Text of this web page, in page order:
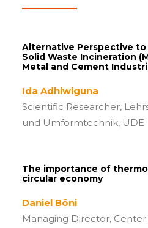
Alternative Perspective
Solid Waste Incineration
Metal and Cement
Ida Adhiwiguna
Scientific Researcher,
und Umformtechnik, UDE
The importance of
circular economy
Daniel Böni
Managing Director,